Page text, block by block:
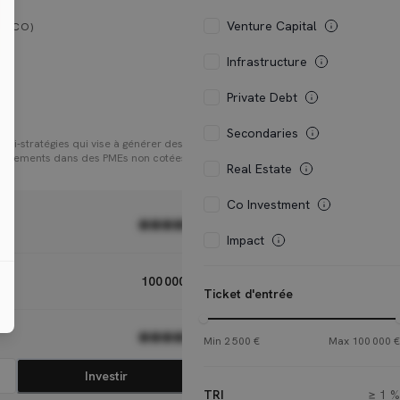
CO)
stratégies qui vise à générer des
dans des PMEs non cotées,
late primary et secondaire. Le
●●●●●
100 000 €
●●●●●
Investir
Venture Capital
Infrastructure
Private Debt
Secondaries
Real Estate
Co Investment
Impact
Ticket d'entrée
Min 2 500 € Max 100 000 €
TRI ≥ 1 %